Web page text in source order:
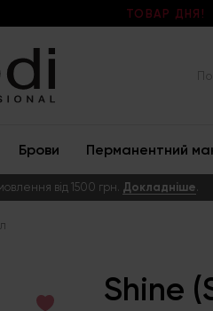
ТОВАР ДНЯ!
Брови Перманентний
від 1500 грн. Докладніше.
Shine